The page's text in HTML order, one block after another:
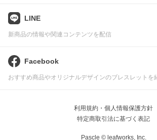
LINE
新商品の情報や関連コンテンツを配信
Facebook
おすすめ商品やオリジナルデザインのブレスレットを
利用規約・個人情報保護方針
特定商取引法に基づく表記
Pascle © leafworks, Inc.